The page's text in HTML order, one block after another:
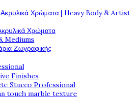
Ακρυλικά Χρώματα | Heavy Body & Artist
Χρώματα
Mediums
Ζωγραφικής
Finishes
Stucco Professional
touch marble texture